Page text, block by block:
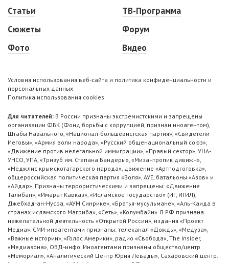
Статьи
Сюжеты
Фото
ТВ-Программа
Форум
Видео
Условия использования веб-сайта и политика конфиденциальности и
персональных данных
Политика использования cookies
Для читателей: В России признаны экстремистскими и запрещены
организации ФБК (Фонд борьбы с коррупцией, признан иноагентом),
Штабы Навального, «Национал-большевистская партия», «Свидетели
Иеговы», «Армия воли народа», «Русский общенациональный союз»,
«Движение против нелегальной иммиграции», «Правый сектор», УНА-
УНСО, УПА, «Тризуб им. Степана Бандеры», «Мизантропик дивижн»,
«Меджлис крымскотатарского народа», движение «Артподготовка»,
общероссийская политическая партия «Воля», АУЕ, батальоны «Азов» и
«Айдар». Признаны террористическими и запрещены: «Движение
Талибан», «Имарат Кавказ», «Исламское государство» (ИГ, ИГИЛ),
Джебхад-ан-Нусра, «АУМ Синрике», «Братья-мусульмане», «Аль-Каида в
странах исламского Магриба», «Сеть», «Колумбайн». В РФ признана
нежелательной деятельность «Открытой России», издания «Проект
Медиа». СМИ-иноагентами признаны: телеканал «Дождь», «Медуза»,
«Важные истории», «Голос Америки», радио «Свобода», The Insider,
«Медиазона», ОВД-инфо. Иноагентами признаны общество/центр
«Мемориал», «Аналитический Центр Юрия Левады», Сахаровский центр.